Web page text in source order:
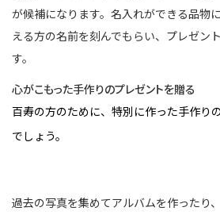
が候補になります。名入れができる品物
える方の名前を刻んでもらい、プレゼン
す。
心がこもった手作りのプレゼントを贈る
百寿の方のために、特別に作った手作り
でしょう。
過去の写真を集めてアルバムを作ったり